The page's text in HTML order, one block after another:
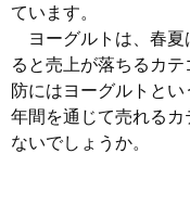
ています。
ヨーグルトは、春夏
ると売上が落ちるカ
防にはヨーグルトとい
年間を通じて売れる
ないでしょうか。